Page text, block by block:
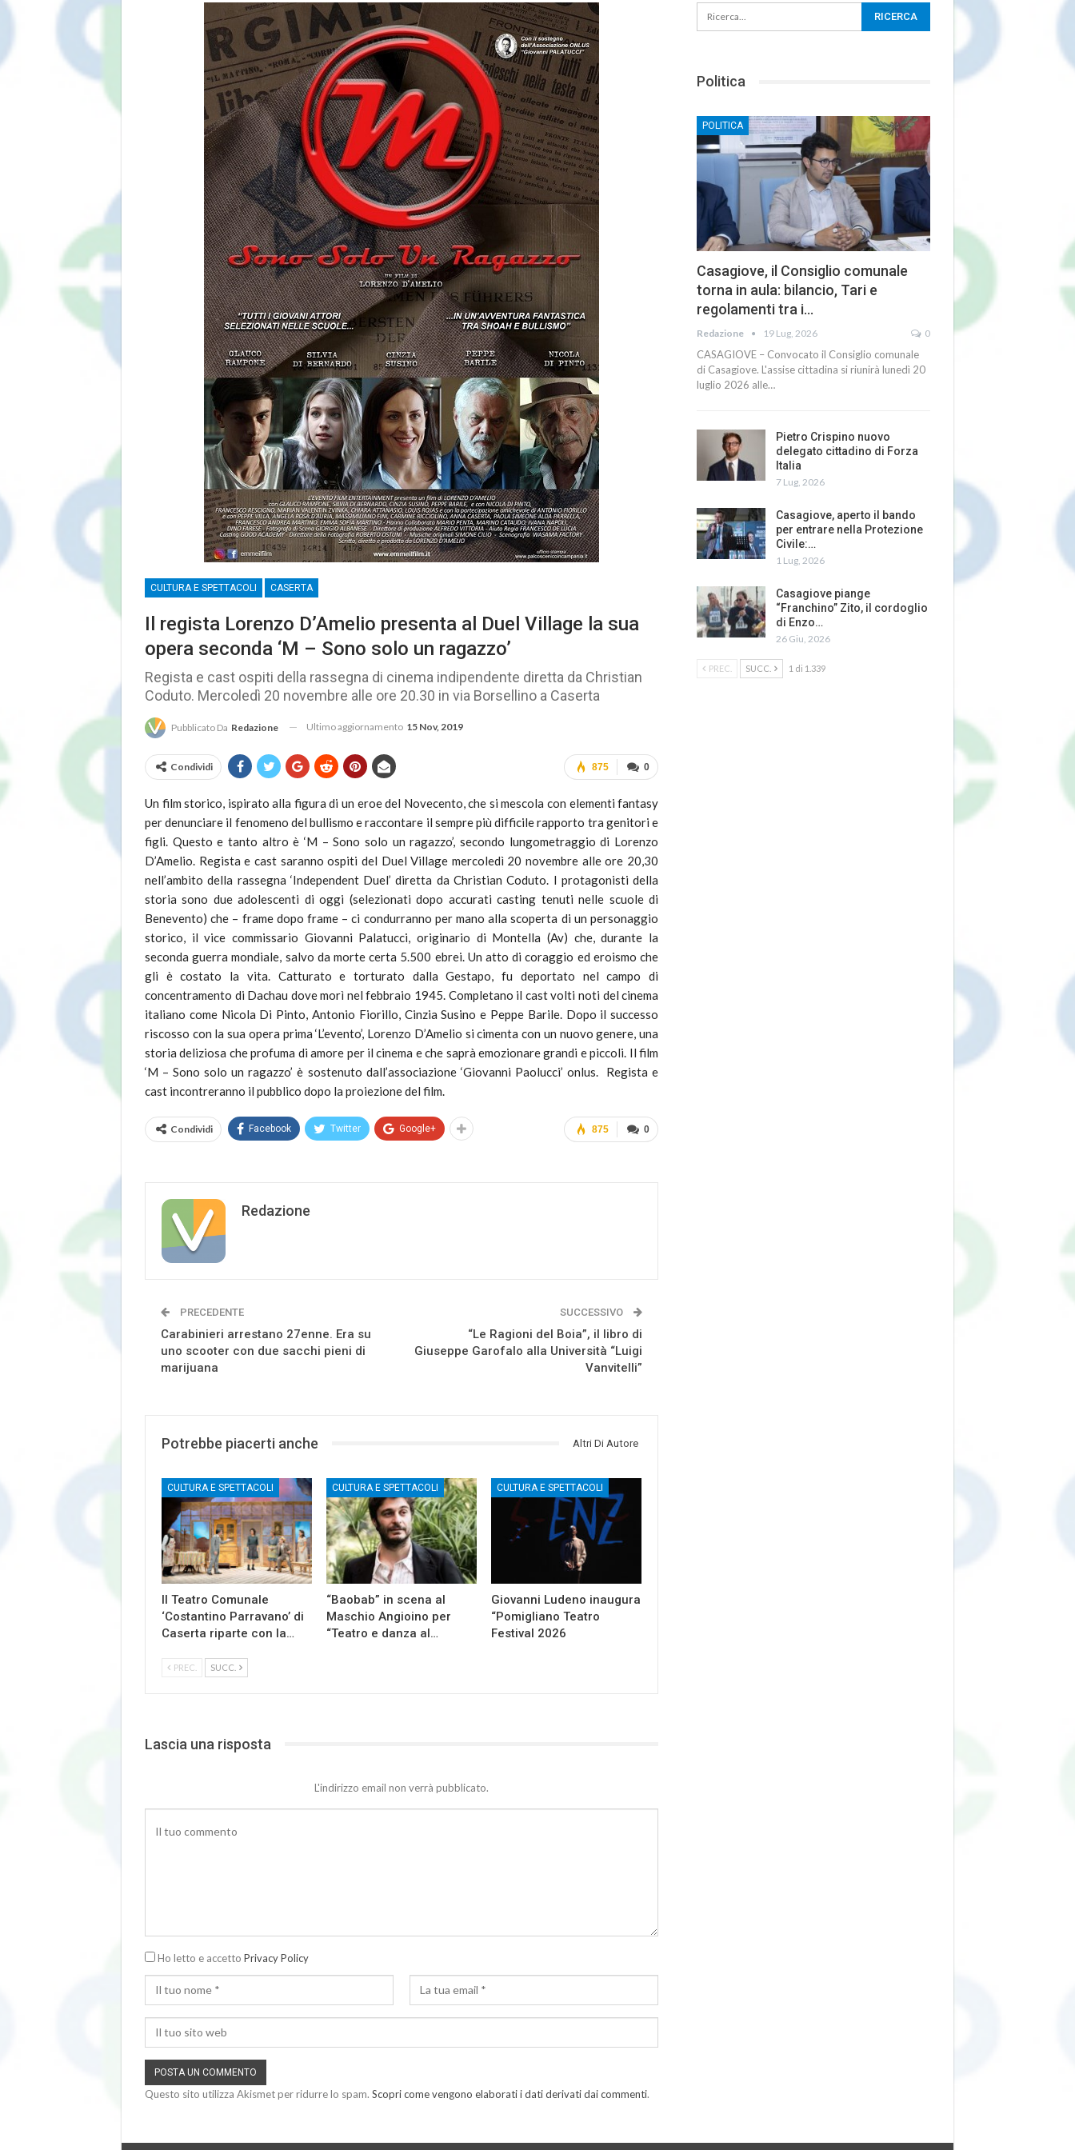
CULTURA E SPETTACOLI CASERTA
Il regista Lorenzo D’Amelio presenta al Duel Village la sua
opera seconda ‘M – Sono solo un ragazzo’
Regista e cast ospiti della rassegna di cinema indipendente diretta da Christian
Coduto. Mercoledì 20 novembre alle ore 20.30 in via Borsellino a Caserta
Pubblicato Da Redazione Ultimo aggiornamento 15 Nov, 2019
0
875
Condividi
Un film storico, ispirato alla figura di un eroe del Novecento, che si mescola con elementi fantasy
per denunciare il fenomeno del bullismo e raccontare il sempre più difficile rapporto tra genitori e
figli. Questo e tanto altro è ‘M – Sono solo un ragazzo’, secondo lungometraggio di Lorenzo
D’Amelio. Regista e cast saranno ospiti del Duel Village mercoledì 20 novembre alle ore 20,30
nell’ambito della rassegna ‘Independent Duel’ diretta da Christian Coduto. I protagonisti della
storia sono due adolescenti di oggi (selezionati dopo accurati casting tenuti nelle scuole di
Benevento) che – frame dopo frame – ci condurranno per mano alla scoperta di un personaggio
storico, il vice commissario Giovanni Palatucci, originario di Montella (Av) che, durante la
seconda guerra mondiale, salvo da morte certa 5.500 ebrei. Un atto di coraggio ed eroismo che
gli è costato la vita. Catturato e torturato dalla Gestapo, fu deportato nel campo di
concentramento di Dachau dove morì nel febbraio 1945. Completano il cast volti noti del cinema
italiano come Nicola Di Pinto, Antonio Fiorillo, Cinzia Susino e Peppe Barile. Dopo il successo
riscosso con la sua opera prima ‘L’evento’, Lorenzo D’Amelio si cimenta con un nuovo genere, una
storia deliziosa che profuma di amore per il cinema e che saprà emozionare grandi e piccoli. Il film
‘M – Sono solo un ragazzo’ è sostenuto dall’associazione ‘Giovanni Paolucci’ onlus. Regista e
cast incontreranno il pubblico dopo la proiezione del film.
0
875
Condividi Facebook Twitter Google+
Redazione
PRECEDENTE
Carabinieri arrestano 27enne. Era su
uno scooter con due sacchi pieni di
marijuana
SUCCESSIVO
“Le Ragioni del Boia”, il libro di
Giuseppe Garofalo alla Università “Luigi
Vanvitelli”
Potrebbe piacerti anche Altri Di Autore
CULTURA E SPETTACOLI
Il Teatro Comunale
‘Costantino Parravano’ di
Caserta riparte con la…
CULTURA E SPETTACOLI
“Baobab” in scena al
Maschio Angioino per
“Teatro e danza al…
CULTURA E SPETTACOLI
Giovanni Ludeno inaugura
“Pomigliano Teatro
Festival 2026
PREC. SUCC.
Lascia una risposta
L'indirizzo email non verrà pubblicato.
Ho letto e accetto Privacy Policy
Questo sito utilizza Akismet per ridurre lo spam. Scopri come vengono elaborati i dati derivati dai commenti.
Politica
POLITICA
Casagiove, il Consiglio comunale
torna in aula: bilancio, Tari e
regolamenti tra i…
Redazione 19 Lug, 2026 0
CASAGIOVE – Convocato il Consiglio comunale
di Casagiove. L'assise cittadina si riunirà lunedì 20
luglio 2026 alle…
Pietro Crispino nuovo
delegato cittadino di Forza
Italia
7 Lug, 2026
Casagiove, aperto il bando
per entrare nella Protezione
Civile:…
1 Lug, 2026
Casagiove piange
“Franchino” Zito, il cordoglio
di Enzo…
26 Giu, 2026
PREC. SUCC. 1 di 1.339